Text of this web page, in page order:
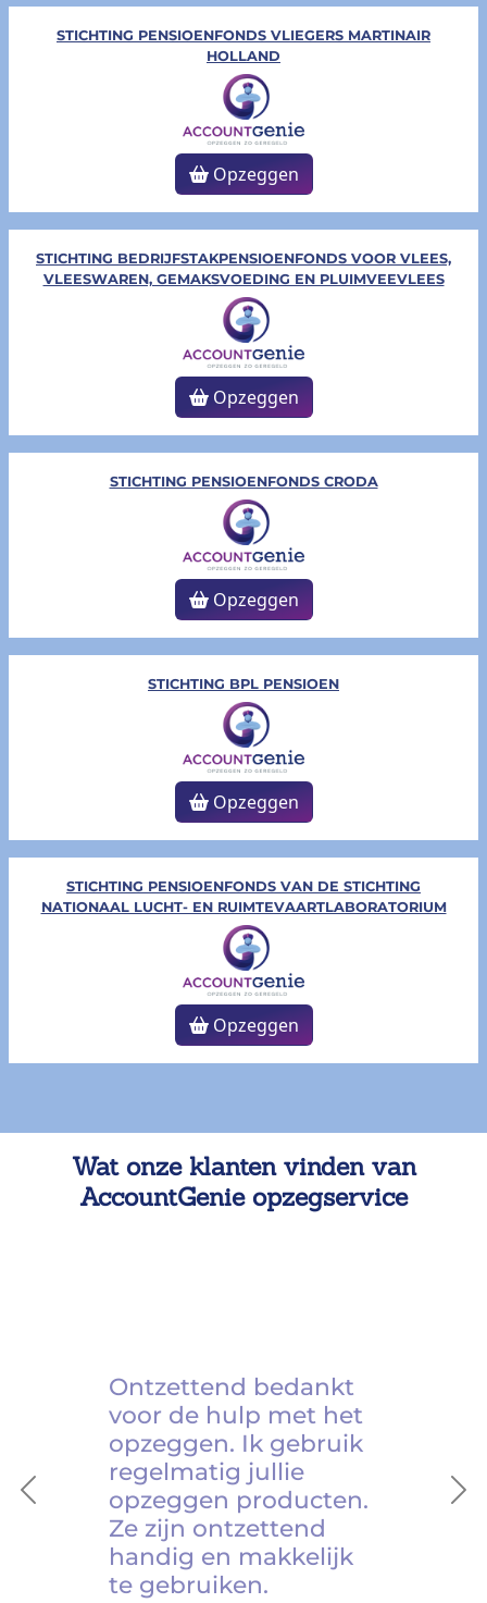
STICHTING PENSIOENFONDS VLIEGERS MARTINAIR
HOLLAND
Opzeggen
STICHTING BEDRIJFSTAKPENSIOENFONDS VOOR VLEES,
VLEESWAREN, GEMAKSVOEDING EN PLUIMVEEVLEES
Opzeggen
STICHTING PENSIOENFONDS CRODA
Opzeggen
STICHTING BPL PENSIOEN
Opzeggen
STICHTING PENSIOENFONDS VAN DE STICHTING
NATIONAAL LUCHT- EN RUIMTEVAARTLABORATORIUM
Opzeggen
Wat onze klanten vinden van
AccountGenie opzegservice
Previous
Ontzettend bedankt
voor de hulp met het
opzeggen. Ik gebruik
regelmatig jullie
opzeggen producten.
Ze zijn ontzettend
handig en makkelijk
te gebruiken.